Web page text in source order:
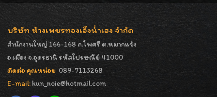
บริษัท ห้างเพชรทองเอ็งน่ำเฮง จำกัด
สำนักงานใหญ่ 166-168 ถ.โพศรี ต.หมากแข้ง
อ.เมือง จ.อุดรธานี รหัสไปรษณีย์ 41000
ติดต่อ คุณหน่อย 089-7113268
E-mail: kun_noie@hotmail.com